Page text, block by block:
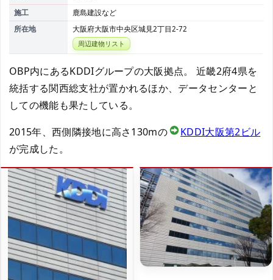
施工
鹿島建設など
所在地
大阪府大阪市中央区城見2丁目2-72
周辺建物リスト
OBP内にあるKDDIグループの大阪拠点。 近畿2府4県を
統括する関西総支社が置かれるほか、データセンターと
しての機能も果たしている。
2015年、西側隣接地に高さ130mの
KDDI大阪第2ビル
が完成した。